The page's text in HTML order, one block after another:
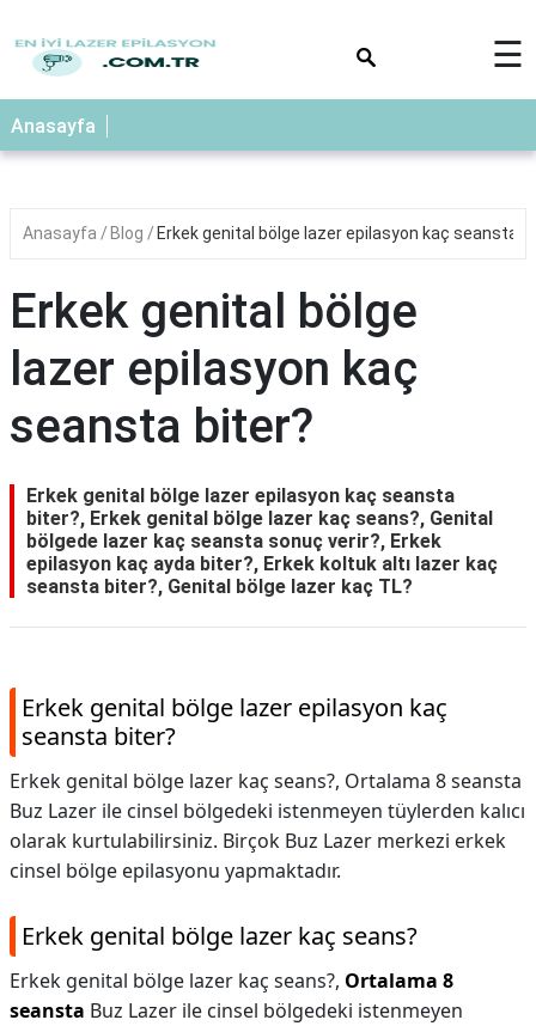
☰
Anasayfa
Anasayfa Blog Erkek genital bölge lazer epilasyon kaç seansta
Erkek genital bölge
lazer epilasyon kaç
seansta biter?
Erkek genital bölge lazer epilasyon kaç seansta
biter?, Erkek genital bölge lazer kaç seans?, Genital
bölgede lazer kaç seansta sonuç verir?, Erkek
epilasyon kaç ayda biter?, Erkek koltuk altı lazer kaç
seansta biter?, Genital bölge lazer kaç TL?
Erkek genital bölge lazer epilasyon kaç
seansta biter?
Erkek genital bölge lazer kaç seans?, Ortalama 8 seansta
Buz Lazer ile cinsel bölgedeki istenmeyen tüylerden kalıcı
olarak kurtulabilirsiniz. Birçok Buz Lazer merkezi erkek
cinsel bölge epilasyonu yapmaktadır.
Erkek genital bölge lazer kaç seans?
Erkek genital bölge lazer kaç seans?, Ortalama 8
seansta Buz Lazer ile cinsel bölgedeki istenmeyen